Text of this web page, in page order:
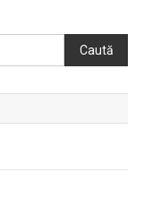
Caută